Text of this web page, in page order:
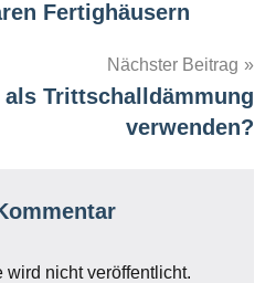
Fertighäusern
Nächster Beitrag
als Trittschalldämmung
verwenden?
wird nicht veröffentlicht.